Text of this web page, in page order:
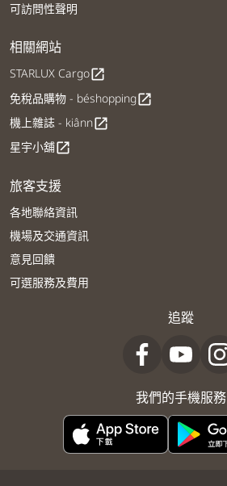
可訪問性聲明
相關網站
STARLUX Cargoopen_in_new
免稅品購物 - béshoppingopen_in_new
機上雜誌 - kiânnopen_in_new
星宇小舖open_in_new
旅客支援
各地聯絡資訊
機場及交通資訊
意見回饋
可選服務及費用
追蹤
我們的手機服務